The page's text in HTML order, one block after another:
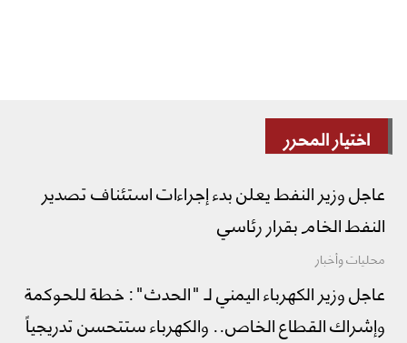
اختيار المحرر
عاجل وزير النفط يعلن بدء إجراءات استئناف تصدير
النفط الخام بقرار رئاسي
محليات وأخبار
عاجل وزير الكهرباء اليمني لـ "الحدث": خطة للحوكمة
وإشراك القطاع الخاص.. والكهرباء ستتحسن تدريجياً